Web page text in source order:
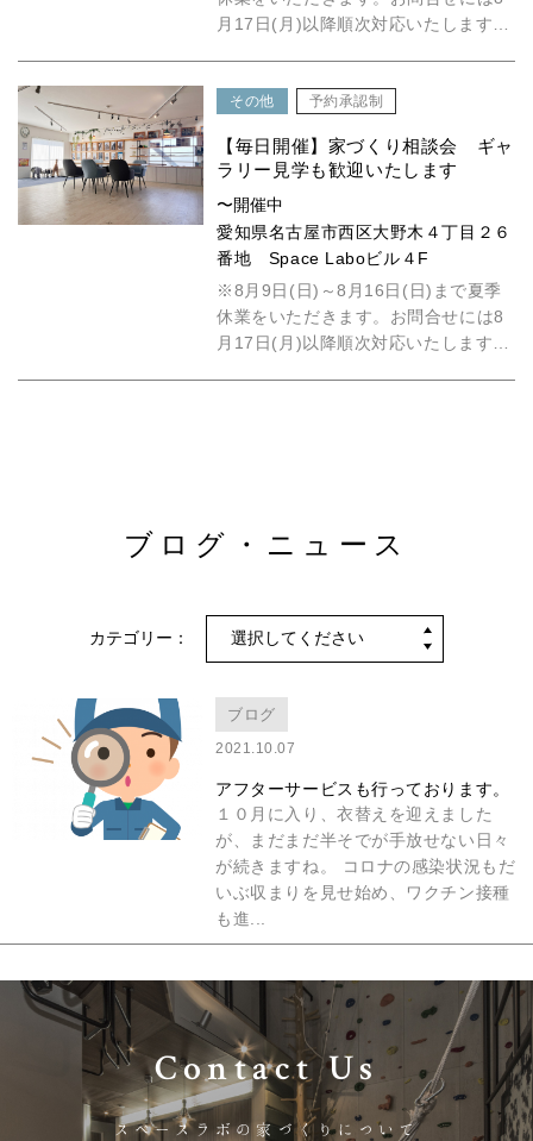
月17日(月)以降順次対応いたします。
その他 予約承認制
【毎日開催】家づくり相談会 ギャ
ラリー見学も歓迎いたします
〜開催中
愛知県名古屋市西区大野木４丁目２６
番地 Space Laboビル４F
※8月9日(日)～8月16日(日)まで夏季
休業をいただきます。お問合せには8
月17日(月)以降順次対応いたします。
ブログ・ニュース
カテゴリー：
ブログ
2021.10.07
アフターサービスも行っております。
１０月に入り、衣替えを迎えました
が、まだまだ半そでが手放せない日々
が続きますね。 コロナの感染状況もだ
いぶ収まりを見せ始め、ワクチン接種
も進...
Contact Us
スペースラボの家づくりについて